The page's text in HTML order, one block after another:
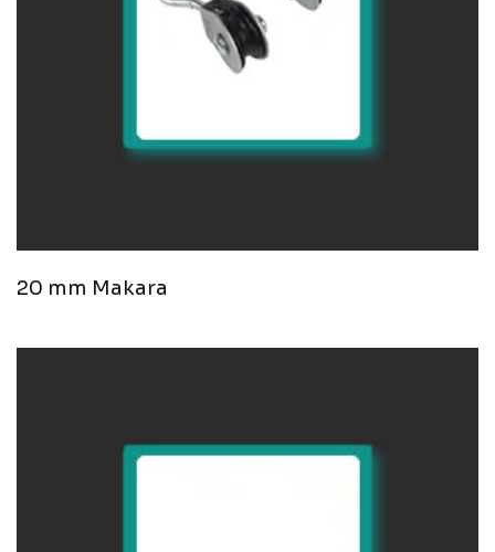
20 mm Makara